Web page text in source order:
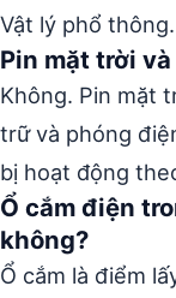
Vật lý phổ thông.
Pin mặt trời
Không. Pin mặt
trữ và phóng
bị hoạt động
Ổ cắm điện
không?
Ổ cắm là điểm